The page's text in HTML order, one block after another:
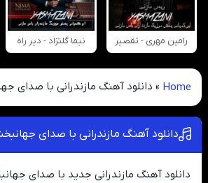
رامین مهری - تقصیر نیما گلنژاد - دیر راه
Home
» دانلود آهنگ مازندرانی با صدای
دانلود آهنگ مازندرانی با صدای
دانلود آهنگ مازندرانی جدید با صدای